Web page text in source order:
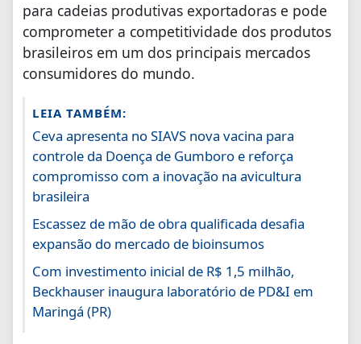
para cadeias produtivas exportadoras e pode
comprometer a competitividade dos produtos
brasileiros em um dos principais mercados
consumidores do mundo.
LEIA TAMBÉM:
Ceva apresenta no SIAVS nova vacina para
controle da Doença de Gumboro e reforça
compromisso com a inovação na avicultura
brasileira
Escassez de mão de obra qualificada desafia
expansão do mercado de bioinsumos
Com investimento inicial de R$ 1,5 milhão,
Beckhauser inaugura laboratório de PD&I em
Maringá (PR)